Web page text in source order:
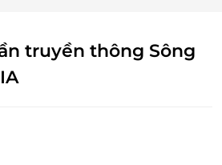
- Âu hấp dẫn hay những món
ẩm thực Hà Nội như bánh cuốn
phở bò... mang đến trải nghiệm
truyền thông Sông